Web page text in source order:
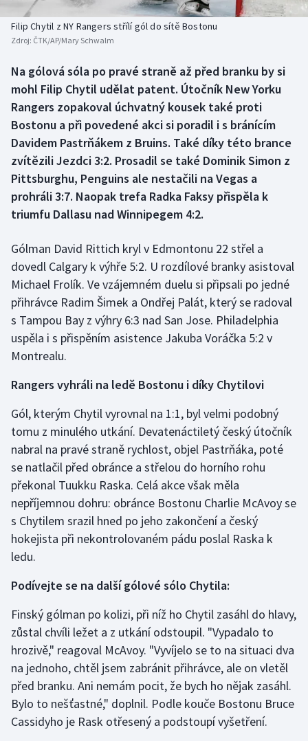
Boby a skeleton
Box
Florbal
Futsal
Gymnastika
Házená
Jezdectví
Lezení
Lyže a snowboard
Moderní pětiboj
Motorsport
Olympijské hry
Parasport
Plavání
Plážový volejbal
Rychlobruslení
AZ kvíz
Filip Chytil z NY Rangers střílí gól do sítě Bostonu
Zdroj: ČTK/AP/Mary Schwalm
Na gólová sóla po pravé straně až před branku by si
mohl Filip Chytil udělat patent. Útočník New Yorku
Rangers zopakoval úchvatný kousek také proti
Bostonu a při povedené akci si poradil i s bránícím
Davidem Pastrňákem z Bruins. Také díky této brance
zvítězili Jezdci 3:2. Prosadil se také Dominik Simon z
Pittsburghu, Penguins ale nestačili na Vegas a
prohráli 3:7. Naopak trefa Radka Faksy přispěla k
triumfu Dallasu nad Winnipegem 4:2.
Gólman David Rittich kryl v Edmontonu 22 střel a
dovedl Calgary k výhře 5:2. U rozdílové branky asistoval
Michael Frolík. Ve vzájemném duelu si připsali po jedné
přihrávce Radim Šimek a Ondřej Palát, který se radoval
s Tampou Bay z výhry 6:3 nad San Jose. Philadelphia
uspěla i s přispěním asistence Jakuba Voráčka 5:2 v
Montrealu.
Rangers vyhráli na ledě Bostonu i díky Chytilovi
Gól, kterým Chytil vyrovnal na 1:1, byl velmi podobný
tomu z minulého utkání. Devatenáctiletý český útočník
nabral na pravé straně rychlost, objel Pastrňáka, poté
se natlačil před obránce a střelou do horního rohu
překonal Tuukku Raska. Celá akce však měla
nepříjemnou dohru: obránce Bostonu Charlie McAvoy se
s Chytilem srazil hned po jeho zakončení a český
hokejista při nekontrolovaném pádu poslal Raska k
ledu.
Podívejte se na další gólové sólo Chytila:
Finský gólman po kolizi, při níž ho Chytil zasáhl do hlavy,
zůstal chvíli ležet a z utkání odstoupil. "Vypadalo to
hrozivě," reagoval McAvoy. "Vyvíjelo se to na situaci dva
na jednoho, chtěl jsem zabránit přihrávce, ale on vletěl
před branku. Ani nemám pocit, že bych ho nějak zasáhl.
Bylo to nešťastné," doplnil. Podle kouče Bostonu Bruce
Cassidyho je Rask otřesený a podstoupí vyšetření.